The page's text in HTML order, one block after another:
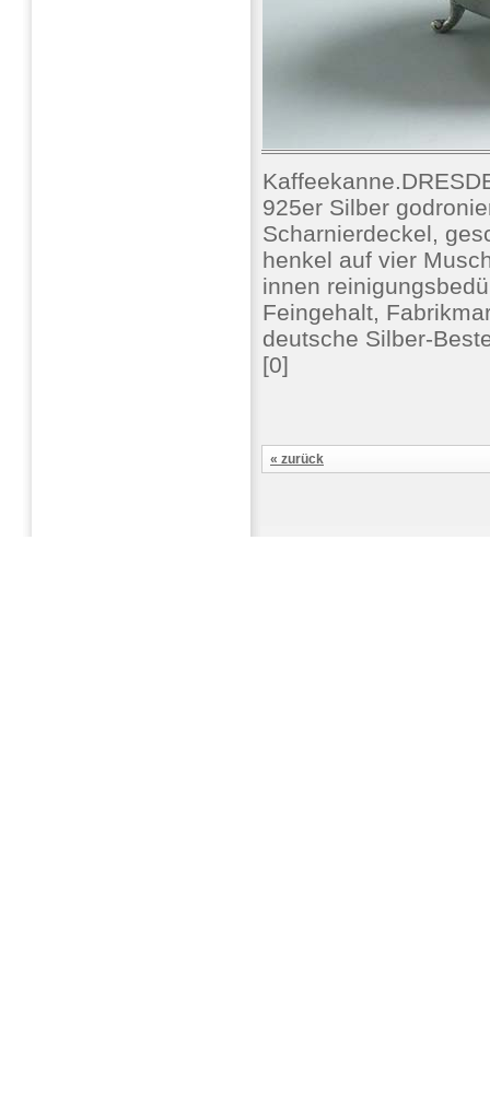
925er Silber
Scharnierdeckel,
henkel auf vier
innen
Feingehalt,
deutsche Silber-
[0]
« zurück